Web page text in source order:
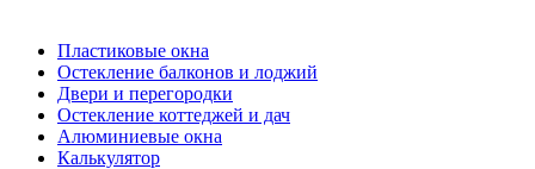
Пластиковые окна
Остекление балконов и лоджий
Двери и перегородки
Остекление коттеджей и дач
Алюминиевые окна
Калькулятор